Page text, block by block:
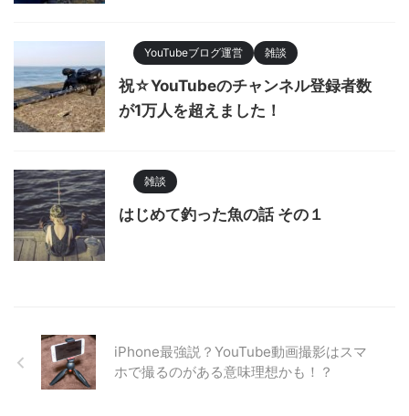
YouTubeブログ運営 雑談
祝☆YouTubeのチャンネル登録者数
が1万人を超えました！
雑談
はじめて釣った魚の話 その１
iPhone最強説？YouTube動画撮影はスマ
ホで撮るのがある意味理想かも！？